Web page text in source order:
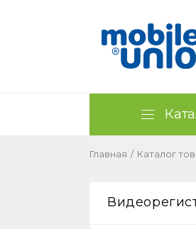
Главная / Каталог